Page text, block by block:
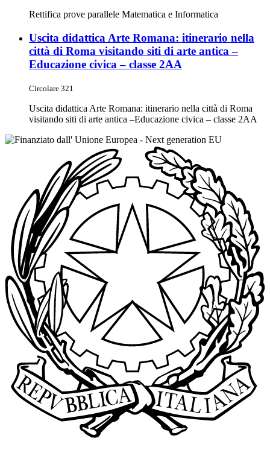
Rettifica prove parallele Matematica e Informatica
Uscita didattica Arte Romana: itinerario nella
città di Roma visitando siti di arte antica –
Educazione civica – classe 2AA
Circolare 321
Uscita didattica Arte Romana: itinerario nella città di Roma
visitando siti di arte antica –Educazione civica – classe 2AA